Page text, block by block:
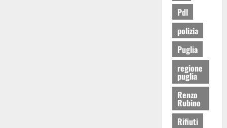
Pdl
polizia
Puglia
regione
puglia
Renzo
Rubino
Rifiuti